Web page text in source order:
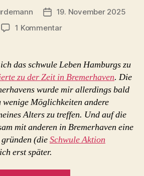
Beitragsdatum
19. November 2025
1 Kommentarzu
erstes
das schwule Leben Hamburgs zu
zu der Zeit in Bremerhaven. Die
wurde mir allerdings bald
wenige Möglichkeiten andere
Alters zu treffen. Und auf die
mit anderen in Bremerhaven eine
(dieSchwule Aktion
erst später.